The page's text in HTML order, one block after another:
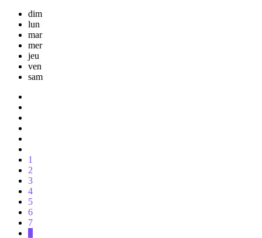
dim
lun
mar
mer
jeu
ven
sam
1
2
3
4
5
6
7